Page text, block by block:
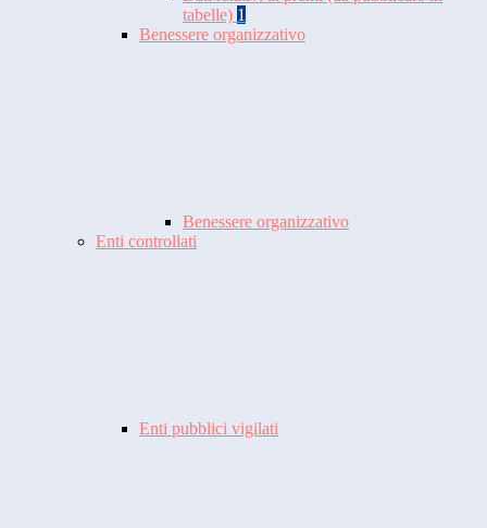
tabelle) 1
Benessere organizzativo
Benessere organizzativo
Enti controllati
Enti pubblici vigilati